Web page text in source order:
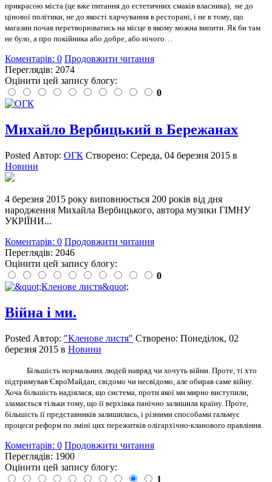
прикрасою міста (це вже питання до естетичних смаків власника), не до
цінової політики, не до якості харчування в ресторані, і не в тому, що
магазин почав перетворюватись на місце в якому можна випити. Як би там
не було, а про покійника або добре, або нічого…
Коментарів: 0 Продовжити читання
Переглядів: 2074
Оцінити цей запису блогу:
0
Михайло Вербицький в Бережанах
Posted Автор: ОГК Створено: Середа, 04 березня 2015 в
Новини
4 березня 2015 року виповнюється 200 років від дня
народження Михайла Вербицького, автора музики ГІМНУ
УКРІЇНИ...
Коментарів: 0 Продовжити читання
Переглядів: 2046
Оцінити цей запису блогу:
0
Війна і ми.
Posted Автор: "Кленове листя" Створено: Понеділок, 02
березня 2015 в Новини
Більшість нормальних людей навряд чи хочуть війни. Проте, ті хто
підтримував ЄвроМайдан, свідомо чи несвідомо, але обирав саме війну.
Хоча більшість надіялася, що система, проти якої ми мирно виступили,
зламається тільки тому, що її верхівка панічно залишила країну. Проте,
більшість її представників залишилась, і різними способами гальмує
процеси реформ по зміні цих пережитків олігархічно-кланового правління.
Коментарів: 0 Продовжити читання
Переглядів: 1900
Оцінити цей запису блогу:
1